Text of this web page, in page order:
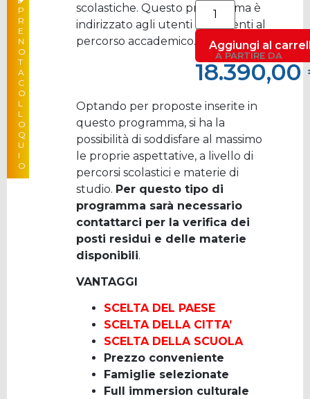
Aggiungi al
A PARTIRE DA
18.390,00
A PARTIRE DA
18.390,00
P
R
E
N
O
T
A
C
O
L
L
O
Q
U
I
O
scolastiche. Questo programma è
indirizzato agli utenti più attenti al
percorso accademico.
Optando per proposte inserite in
questo programma, si ha la
possibilità di soddisfare al massimo
le proprie aspettative, a livello di
percorsi scolastici e materie di
studio. Per questo tipo di
programma sarà necessario
contattarci per la verifica dei
posti residui e delle materie
disponibili.
VANTAGGI
SCELTA DEL PAESE
SCELTA DELLA CITTA’
SCELTA DELLA SCUOLA
Prezzo conveniente
Famiglie selezionate
Full immersion culturale